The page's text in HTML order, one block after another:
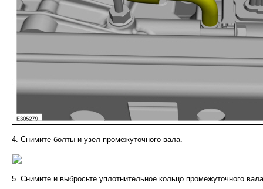
Снимите болты и узел промежуточного вала.
Снимите и выбросьте уплотнительное кольцо промежуточного